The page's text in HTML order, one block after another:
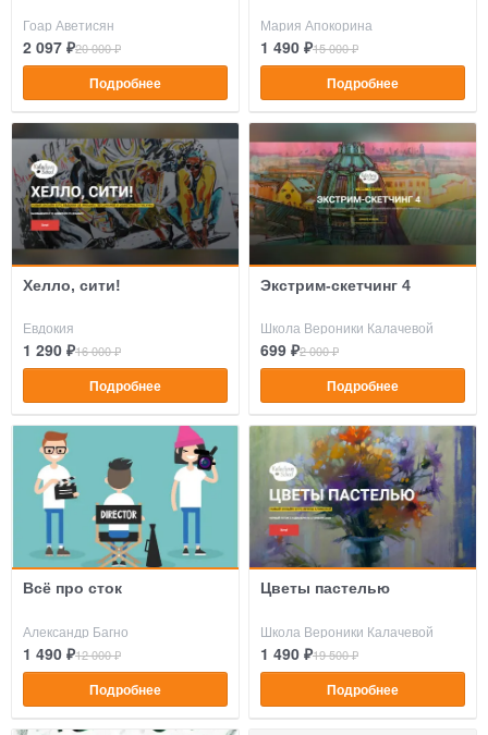
Гоар Аветисян
2 097 ₽20 000 ₽
Подробнее
Мария Апокорина
1 490 ₽15 000 ₽
Подробнее
Хелло, сити!
Евдокия
1 290 ₽16 000 ₽
Подробнее
Экстрим-скетчинг 4
Школа Вероники Калачевой
699 ₽2 000 ₽
Подробнее
Всё про сток
Александр Багно
1 490 ₽12 000 ₽
Подробнее
Цветы пастелью
Школа Вероники Калачевой
1 490 ₽19 500 ₽
Подробнее